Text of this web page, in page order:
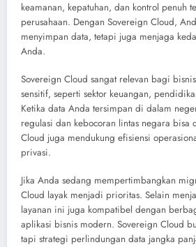
keamanan, kepatuhan, dan kontrol penuh
perusahaan. Dengan Sovereign Cloud,
menyimpan data, tetapi juga menjaga
Anda.
Sovereign Cloud sangat relevan bagi
sensitif, seperti sektor keuangan,
Ketika data Anda tersimpan di dalam
regulasi dan kebocoran lintas negara bisa
Cloud juga mendukung efisiensi
privasi.
Jika Anda sedang mempertimbangkan
Cloud layak menjadi prioritas. Selain
layanan ini juga kompatibel dengan
aplikasi bisnis modern. Sovereign Cloud
tapi strategi perlindungan data jangka